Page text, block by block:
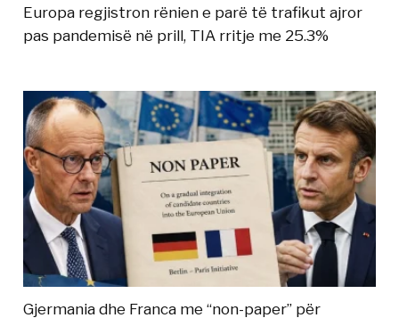
Europa regjistron rënien e parë të trafikut ajror
pas pandemisë në prill, TIA rritje me 25.3%
Gjermania dhe Franca me “non-paper” për